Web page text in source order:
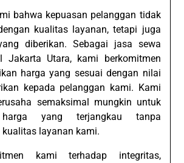
bahwa kepuasan pelanggan tidak
kualitas layanan, tetapi juga
diberikan. Sebagai jasa sewa
Jakarta Utara, kami berkomitmen
harga yang sesuai dengan nilai
kepada pelanggan kami. Kami
semaksimal mungkin untuk
harga yang terjangkau tanpa
layanan kami.
kami terhadap integritas,